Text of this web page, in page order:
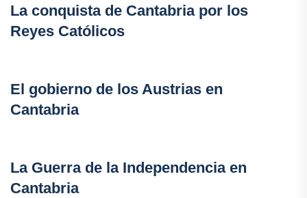
La conquista de Cantabria por los
Reyes Católicos
El gobierno de los Austrias en
Cantabria
La Guerra de la Independencia en
Cantabria